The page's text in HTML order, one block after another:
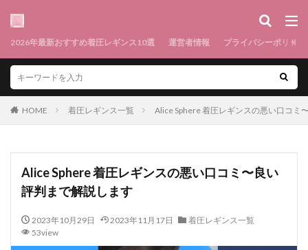
2026年最新おすすめ着圧レギンス10選 運営者情報 プライバシーポリシー
HOME 着圧レギンス一覧 Alice Sphere 着圧レギンスの悪い口コミ
Alice Sphere 着圧レギンスの悪い口コミ〜良い
評判まで解説します
2023年10月29日 2023年11月17日
着圧レギンス一覧
53view